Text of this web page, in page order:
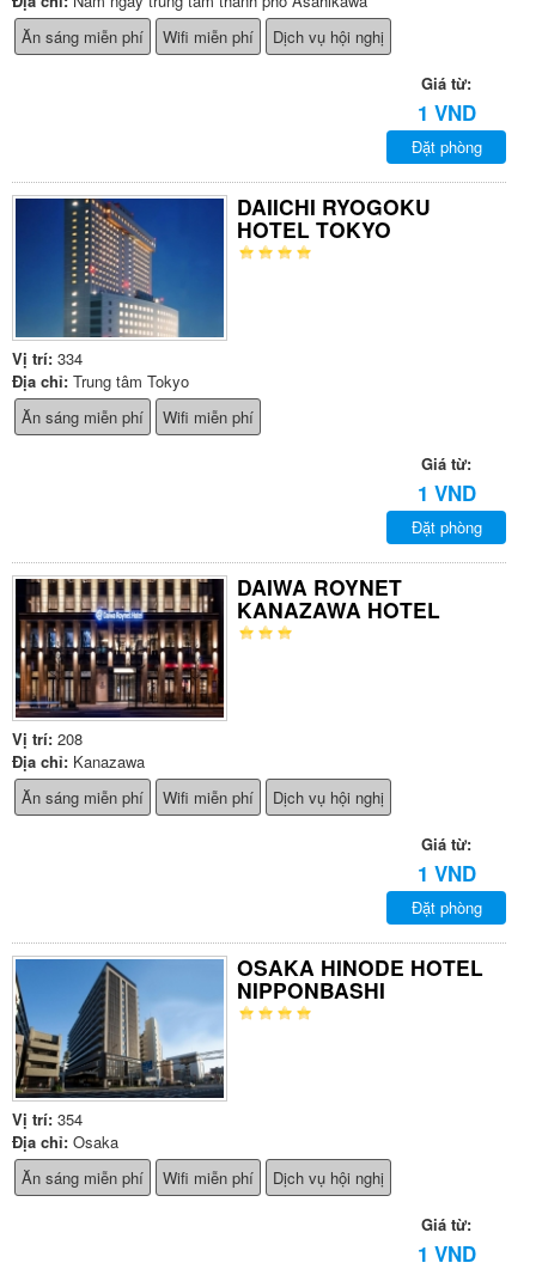
Ăn sáng miễn phí
Wifi miễn phí Dịch vụ hội nghị
Giá từ:
1 VND
Đặt phòng
DAIICHI RYOGOKU
HOTEL TOKYO
Vị trí: 334
Địa chỉ: Trung tâm Tokyo
Ăn sáng miễn phí
Wifi miễn phí
Giá từ:
1 VND
Đặt phòng
DAIWA ROYNET
KANAZAWA HOTEL
Vị trí: 208
Địa chỉ: Kanazawa
Ăn sáng miễn phí
Wifi miễn phí Dịch vụ hội nghị
Giá từ:
1 VND
Đặt phòng
OSAKA HINODE HOTEL
NIPPONBASHI
Vị trí: 354
Địa chỉ: Osaka
Ăn sáng miễn phí
Wifi miễn phí Dịch vụ hội nghị
Giá từ:
1 VND